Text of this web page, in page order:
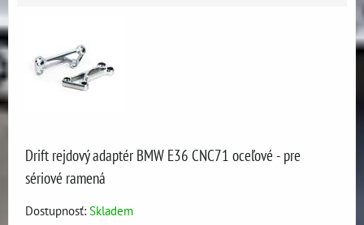
Drift rejdový adaptér BMW E36 CNC71 oceľové - pre
sériové ramená
Dostupnosť: Skladem